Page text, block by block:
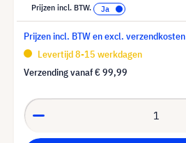
Prijzen incl. BTW.
Prijzen incl. BTW en excl. verzendkosten
Levertijd 8-15 werkdagen
Verzending vanaf€ 99,99